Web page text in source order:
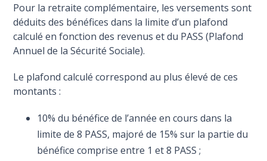
Pour la retraite complémentaire, les versements sont
déduits des bénéfices dans la limite d’un plafond
calculé en fonction des revenus et du PASS (Plafond
Annuel de la Sécurité Sociale).
Le plafond calculé correspond au plus élevé de ces
montants :
10% du bénéfice de l’année en cours dans la
limite de 8 PASS, majoré de 15% sur la partie du
bénéfice comprise entre 1 et 8 PASS ;